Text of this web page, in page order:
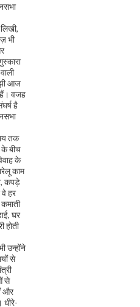
भी
आज
हैं। वजह
है
तक
के बीच
के
काम
कपड़े
हर
घर
होती
उन्होंने
से
से
और
धीरे-